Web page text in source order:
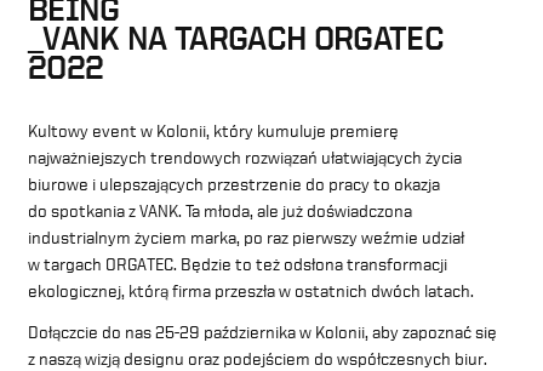
BEING
_VANK NA TARGACH ORGATEC
2022
Kultowy event w Kolonii, który kumuluje premierę
najważniejszych trendowych rozwiązań ułatwiających życia
biurowe i ulepszających przestrzenie do pracy to okazja
do spotkania z VANK. Ta młoda, ale już doświadczona
industrialnym życiem marka, po raz pierwszy weźmie udział
w targach ORGATEC. Będzie to też odsłona transformacji
ekologicznej, którą firma przeszła w ostatnich dwóch latach.
Dołączcie do nas 25-29 października w Kolonii, aby zapoznać się
z naszą wizją designu oraz podejściem do współczesnych biur.